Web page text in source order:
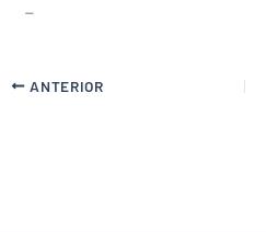
–
ANTERIOR